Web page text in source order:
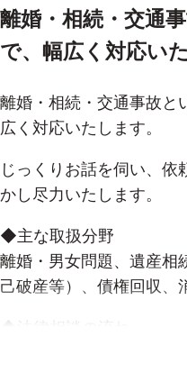
離婚・相続・交通
で、幅広く対応い
離婚・相続・交通事故と
広く対応いたします。
じっくりお話を伺い、
かし尽力いたします。
◆主な取扱分野
離婚・男女問題、遺産相
己破産等）、債権回収、